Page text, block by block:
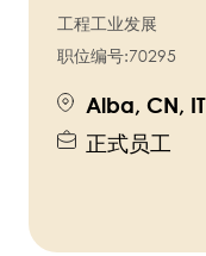
工程工业发展
职位编号:70295
Alba, CN,
正式员工